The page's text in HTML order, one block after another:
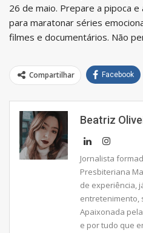
26 de maio. Prepare a pipoca
para maratonar séries
filmes e documentários. Não
Compartilhar Facebook
Beatriz
Jornalista
Presbiteriana
de experiência,
entretenimento,
Apaixonada
e por tudo que